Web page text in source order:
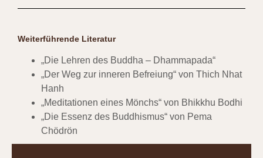
Weiterführende Literatur
„Die Lehren des Buddha – Dhammapada“
„Der Weg zur inneren Befreiung“ von Thich Nhat
Hanh
„Meditationen eines Mönchs“ von Bhikkhu Bodhi
„Die Essenz des Buddhismus“ von Pema
Chödrön